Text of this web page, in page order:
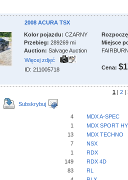
2008 ACURA TSX
Kolor pojazdu: CZARNY
Przebieg: 289269 mi
Auction: Salvage Auction
Więcej zdjęć
ID: 211005718
Miejsce
Cena:
1 | 2 |
Subskrybuj
4
MDX A-SPEC
1
MDX SPORT
13
MDX TECHNO
7
NSX
1
RDX
149
RDX 4D
83
RL